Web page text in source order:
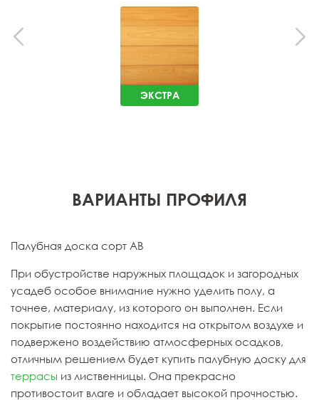
ЭКСТРА
ВАРИАНТЫ ПРОФИЛЯ
Палубная доска сорт АВ
При обустройстве наружных площадок и загородных
усадеб особое внимание нужно уделить полу, а
точнее, материалу, из которого он выполнен. Если
покрытие постоянно находится на открытом воздухе и
подвержено воздействию атмосферных осадков,
отличным решением будет купить палубную доску для
террасы из лиственницы. Она прекрасно
противостоит влаге и обладает высокой прочностью.